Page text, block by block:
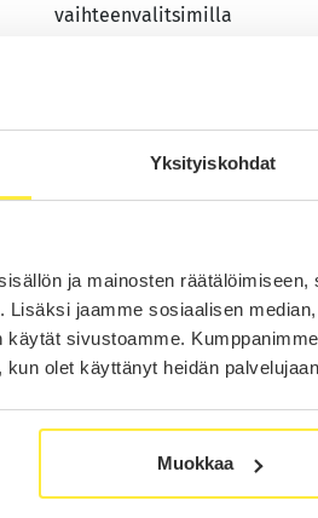
Yksityiskohdat
ja mainosten
Lisäksi jaamme sosiaalisen
sivustoamme.
olet käyttänyt heidän
Muokkaa
vaihteenvalitsimilla
Mitat ja